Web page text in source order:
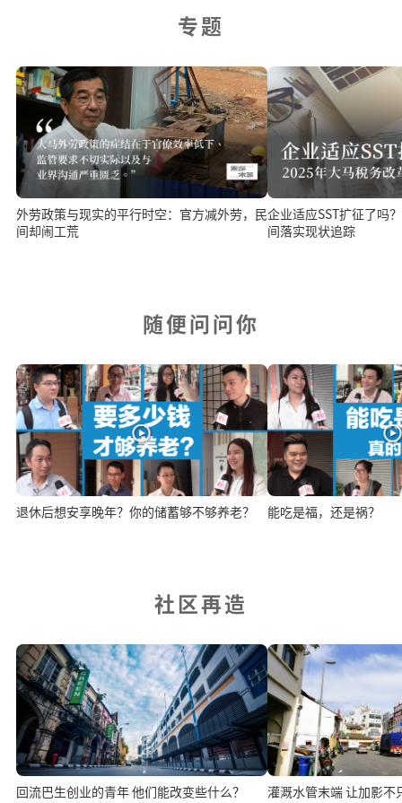
专题
外劳政策与现实的平行时空：官方减外劳，民
间却闹工荒
企业适应SST扩征了吗？ 2025年税务改革
间落实现状追踪
随便问问你
退休后想安享晚年？你的储蓄够不够养老？ 能吃是福，还是祸？
社区再造
回流巴生创业的青年 他们能改变些什么？ 灌溉水管末端 让加影